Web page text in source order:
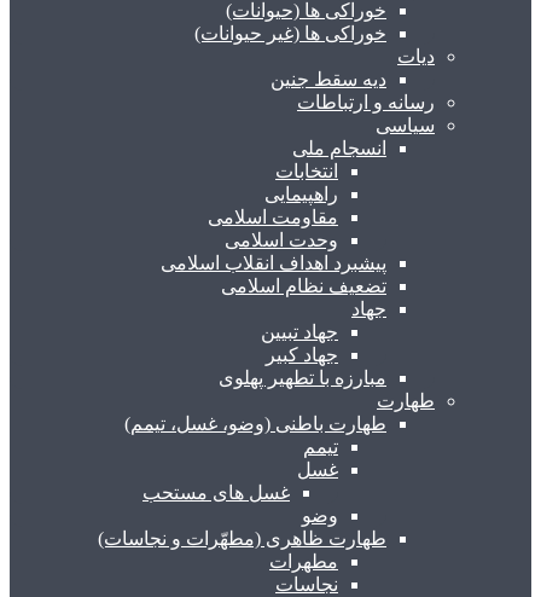
خوراکی ها (حیوانات)
خوراکی ها (غیر حیوانات)
دیات
دیه سقط جنین
رسانه و ارتباطات
سیاسی
انسجام ملی
انتخابات
راهپیمایی
مقاومت اسلامی
وحدت اسلامی
پیشبرد اهداف انقلاب اسلامی
تضعیف نظام اسلامی
جهاد
جهاد تبیین
جهاد کبیر
مبارزه با تطهیر پهلوی
طهارت
طهارت باطنی (وضو، غسل، تیمم)
تیمم
غسل
غسل های مستحب
وضو
طهارت ظاهری (مطهّرات و نجاسات)
مطهرات
نجاسات